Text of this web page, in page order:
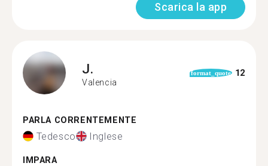
Scarica la app
J.
Valencia
format_quote 12
PARLA CORRENTEMENTE
Tedesco Inglese
IMPARA